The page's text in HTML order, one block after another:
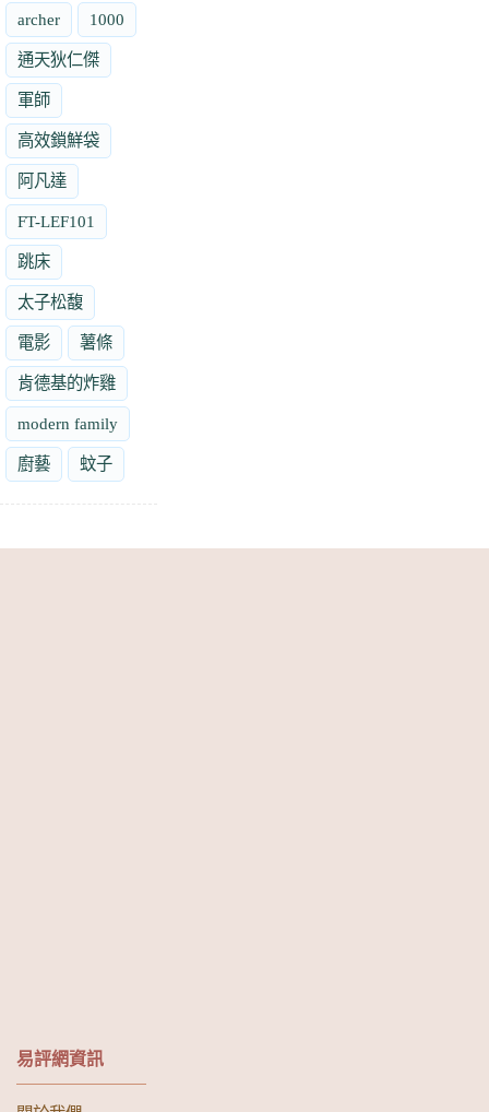
archer 1000
通天狄仁傑
軍師
高效鎖鮮袋
阿凡達
FT-LEF101
跳床
太子松馥
電影 薯條
肯德基的炸雞
modern family
廚藝 蚊子
易評網資訊